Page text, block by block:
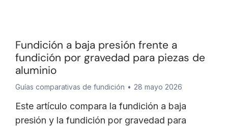
Fundición a baja presión frente a
fundición por gravedad para piezas de
aluminio
Guías comparativas de fundición 28 mayo 2026
Este artículo compara la fundición a baja
presión y la fundición por gravedad para